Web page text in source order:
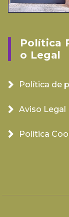
Política
O Legal
Política de
Aviso Legal
Política